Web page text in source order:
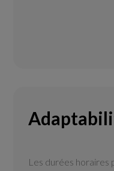
Les durées horaires